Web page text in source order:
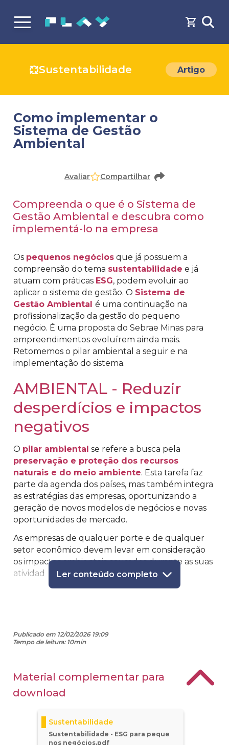
Sustentabilidade Artigo
Como implementar o
Sistema de Gestão
Ambiental
cadastro para acessar o conteúdo
Avaliar Compartilhar
Compreenda o que é o Sistema de
Gestão Ambiental e descubra como
implementá-lo na empresa
Os pequenos negócios que já possuem a
compreensão do tema sustentabilidade e já
atuam com práticas ESG, podem evoluir ao
aplicar o sistema de gestão. O Sistema de
Gestão Ambiental é uma continuação na
profissionalização da gestão do pequeno
negócio. É uma proposta do Sebrae Minas para
empreendimentos evoluírem ainda mais.
Retomemos o pilar ambiental a seguir e na
implementação do sistema.
AMBIENTAL - Reduzir
desperdícios e impactos
negativos
O pilar ambiental se refere a busca pela
preservação e proteção dos recursos
naturais e do meio ambiente. Esta tarefa faz
parte da agenda dos países, mas também integra
as estratégias das empresas, oportunizando a
geração de novos modelos de negócios e novas
oportunidades de mercado.
As empresas de qualquer porte e de qualquer
setor econômico devem levar em consideração
os impactos ambientais causados durante as suas
atividad
Ler conteúdo completo
Publicado em 12/02/2026 19:09
Tempo de leitura: 10min
Material complementar para
download
Sustentabilidade
Sustentabilidade - ESG para peque
nos negócios.pdf